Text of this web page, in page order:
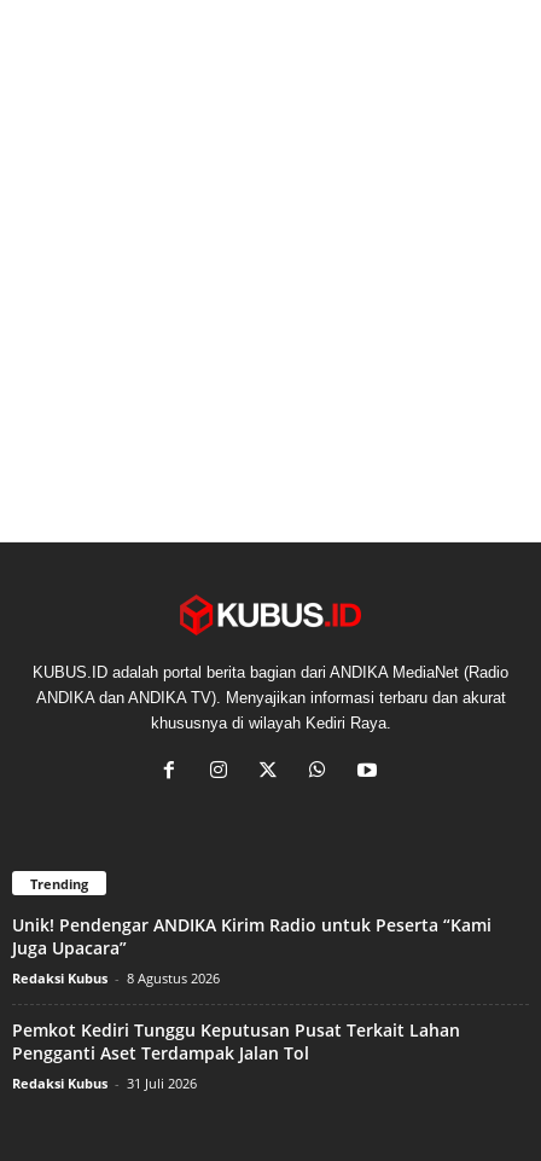
KUBUS.ID adalah portal berita bagian dari ANDIKA MediaNet (Radio
ANDIKA dan ANDIKA TV). Menyajikan informasi terbaru dan akurat
khususnya di wilayah Kediri Raya.
Trending
Unik! Pendengar ANDIKA Kirim Radio untuk Peserta “Kami
Juga Upacara”
Redaksi Kubus - 8 Agustus 2026
Pemkot Kediri Tunggu Keputusan Pusat Terkait Lahan
Pengganti Aset Terdampak Jalan Tol
Redaksi Kubus - 31 Juli 2026